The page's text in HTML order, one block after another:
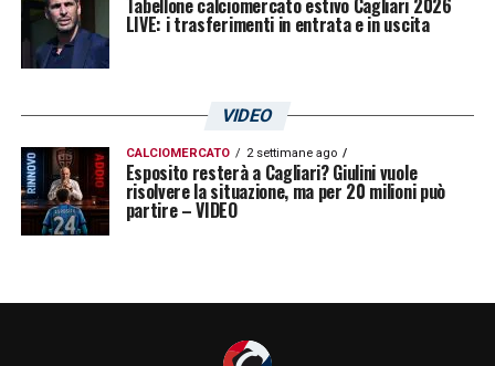
giocatore e con il club calabrese dimostrano
la volontà di stringere i tempi. Nelle prossime
dell’accordo, ma la strada sembra tracciata.
IlCagliari
vuole chiudere la pratica e regalare
ai propri tifosi il colpoFavasuliper blindare
la difesa.
Tabellone calciomercato estivo Cagliari 2026
LIVE: i trasferimenti in entrata e in uscita
VIDEO
CALCIOMERCATO 2 settimane ago
Esposito resterà a Cagliari? Giulini vuole
risolvere la situazione, ma per 20 milioni può
partire – VIDEO